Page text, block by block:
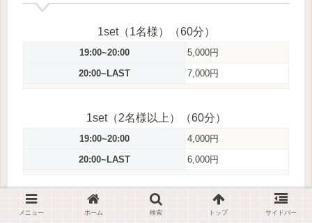
1set（1名様）（60分）
19:00~20:00
5,000円
20:00~LAST
7,000円
1set（2名様以上）（60分）
19:00~20:00
4,000円
20:00~LAST
6,000円
その他
メニュー ホーム 検索 トップ サイドバー